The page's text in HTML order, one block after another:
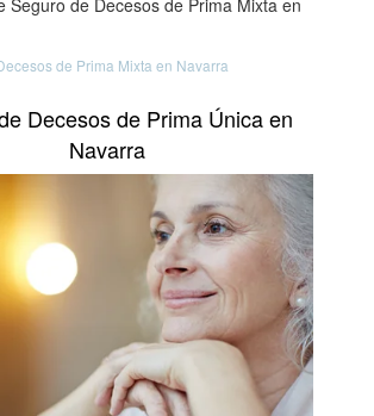
Seguro de Decesos de Prima Mixta en
de Prima Mixta en Navarra
Decesos de Prima Única en
Navarra